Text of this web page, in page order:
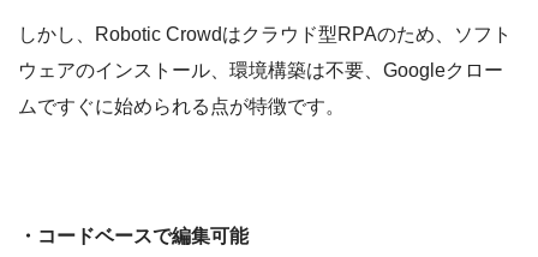
しかし、Robotic Crowdはクラウド型RPAのため、ソフト
ウェアのインストール、環境構築は不要、Googleクロー
ムですぐに始められる点が特徴です。
・コードベースで編集可能